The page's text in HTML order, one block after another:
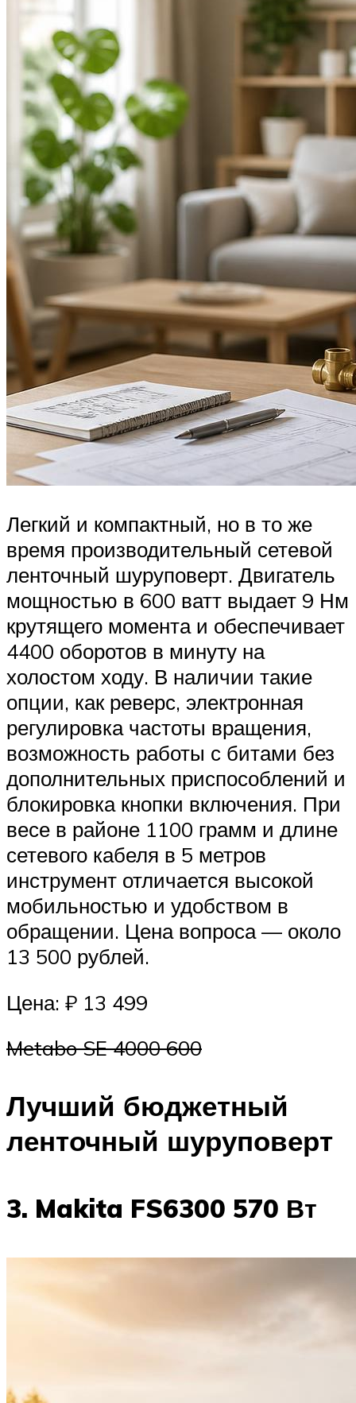
Легкий и компактный, но в то же
время производительный сетевой
ленточный шуруповерт. Двигатель
мощностью в 600 ватт выдает 9 Нм
крутящего момента и обеспечивает
4400 оборотов в минуту на
холостом ходу. В наличии такие
опции, как реверс, электронная
регулировка частоты вращения,
возможность работы с битами без
дополнительных приспособлений и
блокировка кнопки включения. При
весе в районе 1100 грамм и длине
сетевого кабеля в 5 метров
инструмент отличается высокой
мобильностью и удобством в
обращении. Цена вопроса — около
13 500 рублей.
Цена: ₽ 13 499
Metabo SE 4000 600
Лучший бюджетный
ленточный шуруповерт
3. Makita FS6300 570 Вт